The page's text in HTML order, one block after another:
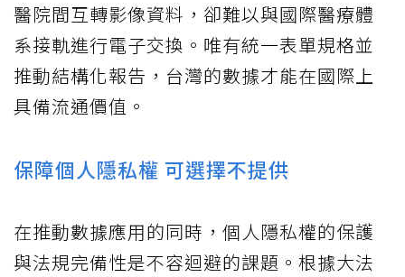
醫院間互轉影像資料，卻難以與國際醫療體
系接軌進行電子交換。唯有統一表單規格並
推動結構化報告，台灣的數據才能在國際上
具備流通價值。
保障個人隱私權 可選擇不提供
在推動數據應用的同時，個人隱私權的保護
與法規完備性是不容迴避的課題。根據大法